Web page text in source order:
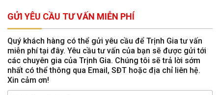
GỬI YÊU CẦU TƯ VẤN MIỄN PHÍ
Quý khách hàng có thể gửi yêu cầu để Trịnh Gia tư vấn
miễn phí tại đây. Yêu cầu tư vấn của bạn sẽ được gửi tới
các chuyên gia của Trịnh Gia. Chúng tôi sẽ trả lời sớm
nhất có thể thông qua Email, SĐT hoặc địa chỉ liên hệ.
Xin cảm ơn!